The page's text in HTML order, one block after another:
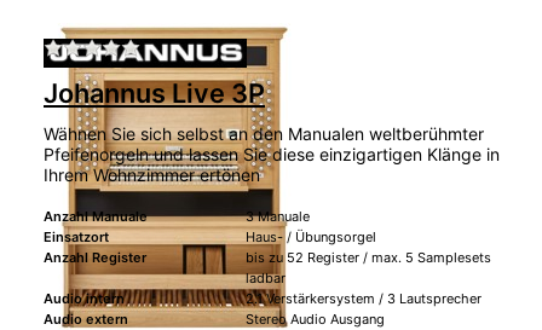
Zu diesem Produkt liegen noch keine
Johannus Live 3P
Wähnen Sie sich selbst an den Manualen weltberühmter
Pfeifenorgeln und lassen Sie diese einzigartigen Klänge in
Ihrem Wohnzimmer ertönen
Anzahl Manuale
3 Manuale
Einsatzort
Haus- / Übungsorgel
Anzahl Register
bis zu 52 Register / max. 5 Samplesets
ladbar
Audio intern
2.1 Verstärkersystem / 3 Lautsprecher
Audio extern
Stereo Audio Ausgang